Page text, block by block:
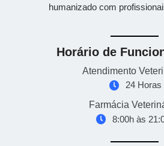
humanizado com
Horário de
Atendimento
24 Horas
Farmácia
8:00h às